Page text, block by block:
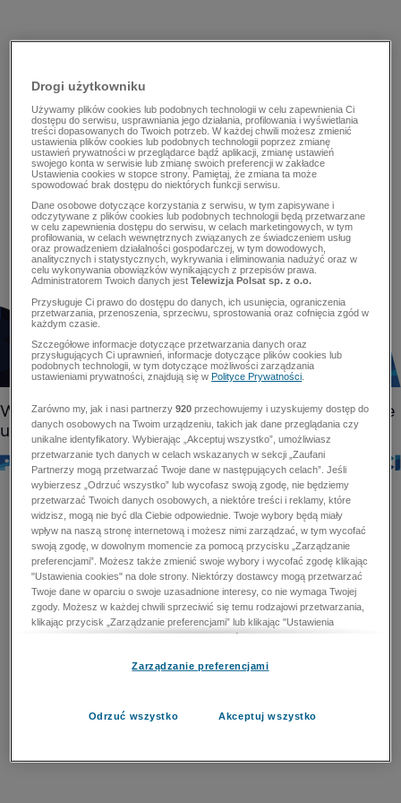
Drogi użytkowniku
Używamy plików cookies lub podobnych technologii w celu zapewnienia Ci
dostępu do serwisu, usprawniania jego działania, profilowania i wyświetlania
treści dopasowanych do Twoich potrzeb. W każdej chwili możesz zmienić
ustawienia plików cookies lub podobnych technologii poprzez zmianę
ustawień prywatności w przeglądarce bądź aplikacji, zmianę ustawień
swojego konta w serwisie lub zmianę swoich preferencji w zakładce
Ustawienia cookies w stopce strony. Pamiętaj, że zmiana ta może
spowodować brak dostępu do niektórych funkcji serwisu.
Dane osobowe dotyczące korzystania z serwisu, w tym zapisywane i
odczytywane z plików cookies lub podobnych technologii będą przetwarzane
w celu zapewnienia dostępu do serwisu, w celach marketingowych, w tym
profilowania, w celach wewnętrznych związanych ze świadczeniem usług
oraz prowadzeniem działalności gospodarczej, w tym dowodowych,
analitycznych i statystycznych, wykrywania i eliminowania nadużyć oraz w
celu wykonywania obowiązków wynikających z przepisów prawa.
Administratorem Twoich danych jestTelewizja Polsat sp. z o.o.
Przysługuje Ci prawo do dostępu do danych, ich usunięcia, ograniczenia
przetwarzania, przenoszenia, sprzeciwu, sprostowania oraz cofnięcia zgód w
każdym czasie.
Szczegółowe informacje dotyczące przetwarzania danych oraz
przysługujących Ci uprawnień, informacje dotyczące plików cookies lub
podobnych technologii, w tym dotyczące możliwości zarządzania
ustawieniami prywatności, znajdują się wPolityce Prywatności
Zarówno my, jak i nasi partnerzy920 przechowujemy i uzyskujemy dostęp do
danych osobowych na Twoim urządzeniu, takich jak dane przeglądania czy
unikalne identyfikatory. Wybierając „Akceptuj wszystko”, umożliwiasz
przetwarzanie tych danych w celach wskazanych w sekcji „Zaufani
Partnerzy mogą przetwarzać Twoje dane w następujących celach”. Jeśli
wybierzesz „Odrzuć wszystko” lub wycofasz swoją zgodę, nie będziemy
przetwarzać Twoich danych osobowych, a niektóre treści i reklamy, które
widzisz, mogą nie być dla Ciebie odpowiednie. Twoje wybory będą miały
wpływ na naszą stronę internetową i możesz nimi zarządzać, w tym wycofać
swoją zgodę, w dowolnym momencie za pomocą przycisku „Zarządzanie
preferencjami”. Możesz także zmienić swoje wybory i wycofać zgodę klikając
"Ustawienia cookies" na dole strony. Niektórzy dostawcy mogą przetwarzać
Twoje dane w oparciu o swoje uzasadnione interesy, co nie wymaga Twojej
zgody. Możesz w każdej chwili sprzeciwić się temu rodzajowi przetwarzania,
klikając przycisk „Zarządzanie preferencjami” lub klikając "Ustawienia
cookies" na dole strony. Nie możesz sprzeciwić się przetwarzaniu przez
zapobiegania oszustwom i naprawiania błędów, a w tym celu mogą zostać
przetwarzaniu danych osobowych w celu dostarczania i prezentacji reklam i
Zarządzanie preferencjami
Odrzuć wszystko Akceptuj wszystko